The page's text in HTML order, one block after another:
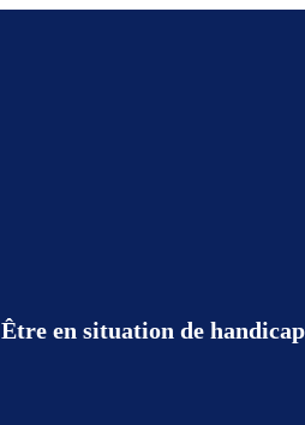
Être en situation de